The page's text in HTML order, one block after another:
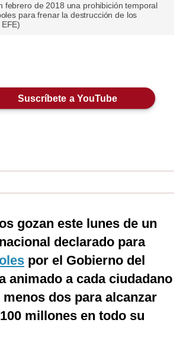
febrero de 2018 una prohibición temporal
para frenar la destrucción de los
Suscríbete a YouTube
gozan este lunes de un
declarado para
por el Gobierno del
animado a cada ciudadano
dos para alcanzar
millones en todo su